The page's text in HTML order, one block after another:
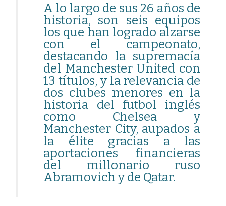
A lo largo de sus 26 años de
historia, son seis equipos
los que han logrado alzarse
con el campeonato,
destacando la supremacía
del Manchester United con
13 títulos, y la relevancia de
dos clubes menores en la
historia del futbol inglés
como Chelsea y
Manchester City, aupados a
la élite gracias a las
aportaciones financieras
del millonario ruso
Abramovich y de Qatar.